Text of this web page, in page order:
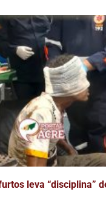
leva “disciplina”